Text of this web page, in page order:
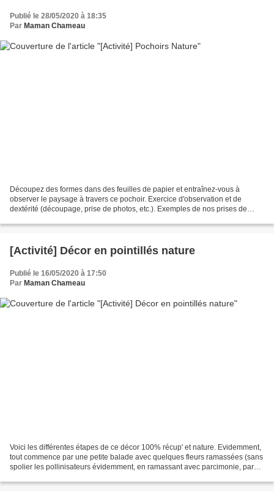
Publié le 28/05/2020 à 18:35
Par Maman Chameau
Découpez des formes dans des feuilles de papier et entraînez-vous à
observer le paysage à travers ce pochoir. Exercice d'observation et de
dextérité (découpage, prise de photos, etc.). Exemples de nos prises de
[Activité] Décor en pointillés nature
Publié le 16/05/2020 à 17:50
Par Maman Chameau
Voici les différentes étapes de ce décor 100% récup' et nature. Evidemment,
tout commence par une petite balade avec quelques fleurs ramassées (sans
spolier les pollinisateurs évidemment, en ramassant avec parcimonie, par